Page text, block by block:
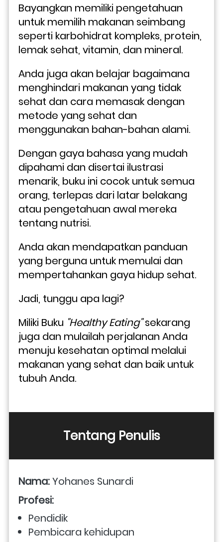
Bayangkan memiliki pengetahuan
untuk memilih makanan seimbang
seperti karbohidrat kompleks, protein,
lemak sehat, vitamin, dan mineral.
Anda juga akan belajar bagaimana
menghindari makanan yang tidak
sehat dan cara memasak dengan
metode yang sehat dan
menggunakan bahan-bahan alami.
Dengan gaya bahasa yang mudah
dipahami dan disertai ilustrasi
menarik, buku ini cocok untuk semua
orang, terlepas dari latar belakang
atau pengetahuan awal mereka
tentang nutrisi.
Anda akan mendapatkan panduan
yang berguna untuk memulai dan
mempertahankan gaya hidup sehat.
Jadi, tunggu apa lagi?
Miliki Buku "Healthy Eating" sekarang
juga dan mulailah perjalanan Anda
menuju kesehatan optimal melalui
makanan yang sehat dan baik untuk
tubuh Anda.
Tentang Penulis
Nama: Yohanes Sunardi
Profesi:
Pendidik
Pembicara kehidupan